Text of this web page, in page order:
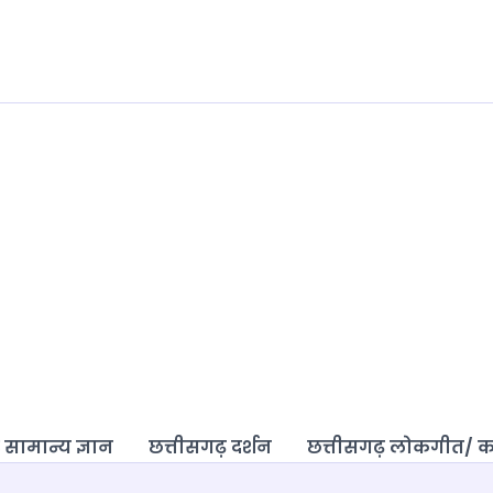
ज्ञान छत्तीसगढ़ दर्शन छत्तीसगढ़ लोकगीत/